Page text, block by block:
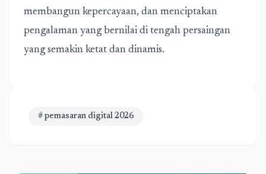
membangun kepercayaan, dan menciptakan
pengalaman yang bernilai di tengah persaingan
yang semakin ketat dan dinamis.
# pemasaran digital 2026